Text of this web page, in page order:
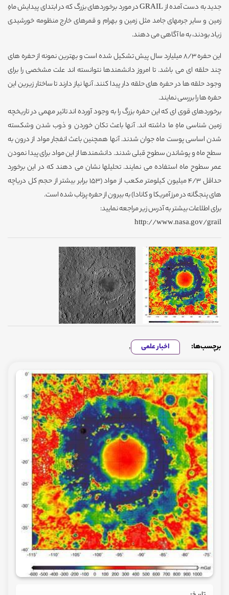
جدید به دست آمده از GRAIL در مورد برخوردهای بزرگ که در ابتدای پیدایش ماهِ
زمین و سایر جرمهای جامد مثل زمین و بهرام و قمرهای خارج منظومه خورشیدی
زیاد بودند، به ما آگاهی می دهند.
این حفره 8/3 میلیارد سال پیش تشکیل شده است و بهترین نمونه از حفره های
چند حلقه ای می باشد. تا امروز دانشمندها نتوانسته اند علت مشخصی را برای
وجود حلقه ها در حفره های حلقه دار پیدا کنند. آنها نیاز دارند تا ساختار زیرین این
حفره ها را بررسی نمایند.
برخوردهای قوی ای که این حفره بزرگ را به وجود آورده اند تاثیر مهمی در تاریخچه
زمین شناسی ماهِ ما داشته اند. آنها باعث تکان خوردن و ذوب شدن وشکسته
شدن اساسی پوست ماه جوان شدند. آنها همچنین باعث انفجار مواد از درون به
سطح ماه و پوشاندن سطوح قبلی شدند. دانشمندها از این مواد برای پیدا نمودن
عمر سطوح ماه استفاده می نمایند. تحلیلها نشان می دهند که در این برخورد
حداقل 4/3 میلیون کیلومتر مکعب از مواد (153 برابر بیشتر از حجم کل دریاچه
های پنجگانه در مرز آمریکا و کانادا) به بیرون از حفره پرتاب شده است.
برای اطلاعات بیشتر به آدرس زیر مراجعه نمایید:
http://www.nasa.gov/grail
برچسب‌ها: اخبار علمی ,